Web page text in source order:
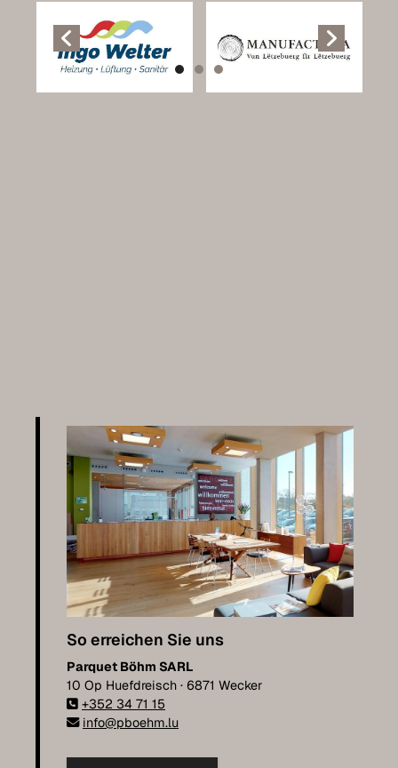
So erreichen Sie uns
Parquet Böhm SARL
10 Op Huefdreisch · 6871 Wecker
+352 34 71 15
info@pboehm.lu